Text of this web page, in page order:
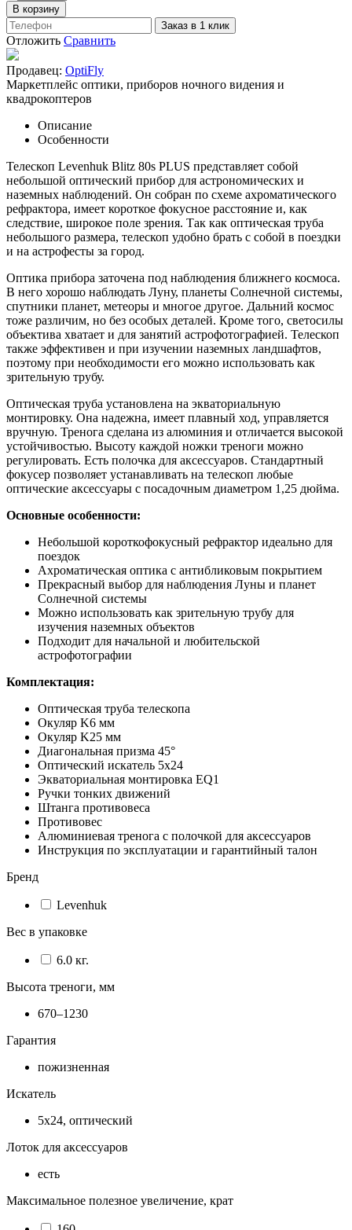
В корзину
Заказ в 1 клик
Отложить Сравнить
Продавец: OptiFly
Маркетплейс оптики, приборов ночного видения и
квадрокоптеров
Описание
Особенности
Телескоп Levenhuk Blitz 80s PLUS представляет собой
небольшой оптический прибор для астрономических и
наземных наблюдений. Он собран по схеме ахроматического
рефрактора, имеет короткое фокусное расстояние и, как
следствие, широкое поле зрения. Так как оптическая труба
небольшого размера, телескоп удобно брать с собой в поездки
и на астрофесты за город.
Оптика прибора заточена под наблюдения ближнего космоса.
В него хорошо наблюдать Луну, планеты Солнечной системы,
спутники планет, метеоры и многое другое. Дальний космос
тоже различим, но без особых деталей. Кроме того, светосилы
объектива хватает и для занятий астрофотографией. Телескоп
также эффективен и при изучении наземных ландшафтов,
поэтому при необходимости его можно использовать как
зрительную трубу.
Оптическая труба установлена на экваториальную
монтировку. Она надежна, имеет плавный ход, управляется
вручную. Тренога сделана из алюминия и отличается высокой
устойчивостью. Высоту каждой ножки треноги можно
регулировать. Есть полочка для аксессуаров. Стандартный
фокусер позволяет устанавливать на телескоп любые
оптические аксессуары с посадочным диаметром 1,25 дюйма.
Основные особенности:
Небольшой короткофокусный рефрактор идеально для
поездок
Ахроматическая оптика с антибликовым покрытием
Прекрасный выбор для наблюдения Луны и планет
Солнечной системы
Можно использовать как зрительную трубу для
изучения наземных объектов
Подходит для начальной и любительской
астрофотографии
Комплектация:
Оптическая труба телескопа
Окуляр K6 мм
Окуляр K25 мм
Диагональная призма 45°
Оптический искатель 5х24
Экваториальная монтировка EQ1
Ручки тонких движений
Штанга противовеса
Противовес
Алюминиевая тренога с полочкой для аксессуаров
Инструкция по эксплуатации и гарантийный талон
Бренд
Levenhuk
Вес в упаковке
6.0 кг.
Высота треноги, мм
670–1230
Гарантия
пожизненная
Искатель
5x24, оптический
Лоток для аксессуаров
есть
Максимальное полезное увеличение, крат